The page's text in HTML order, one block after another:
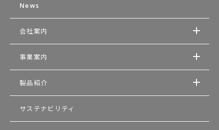
News
会社案内
事業案内
製品紹介
サステナビリティ